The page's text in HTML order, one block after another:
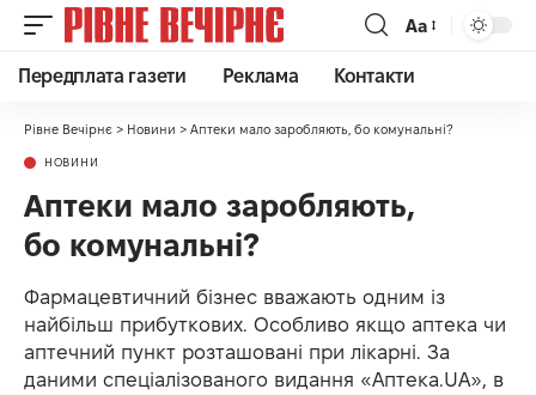
Аа
Передплата газети Реклама Контакти
Рівне Вечірнє > Новини > Аптеки мало заробляють, бо комунальні?
НОВИНИ
Аптеки мало заробляють,
бо комунальні?
Фармацевтичний бізнес вважають одним із
найбільш прибуткових. Особливо якщо аптека чи
аптечний пункт розташовані при лікарні. За
даними спеціалізованого видання «Аптека.UA», в